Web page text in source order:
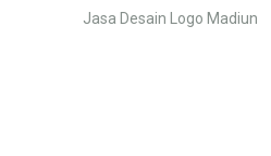
Jasa Desain Logo Madiun